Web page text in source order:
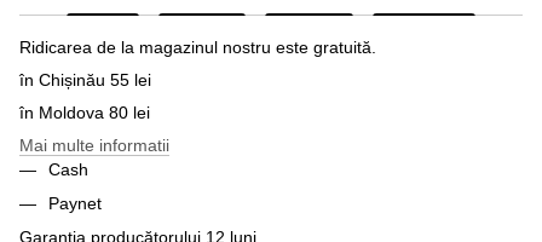
Ridicarea de la magazinul nostru este gratuită.
în Chișinău 55 lei
în Moldova 80 lei
Mai multe informatii
Cash
Paynet
Garanția producătorului 12 luni